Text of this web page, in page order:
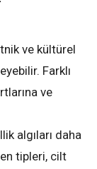
ve kültürel
Farklı
ve
algıları daha
tipleri, cilt